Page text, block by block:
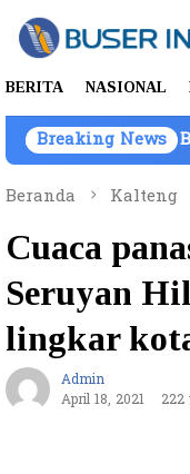
BERITA NASIONAL
Breaking News
Barang Bukti
Beranda
Kalteng
Cuaca
Seruyan
lingkar
Admin
April 18, 2021